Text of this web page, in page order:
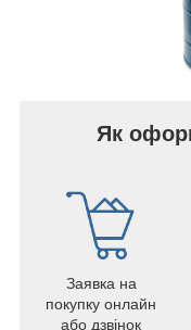
Як
Заявка на
покупку онлайн
або дзвінок